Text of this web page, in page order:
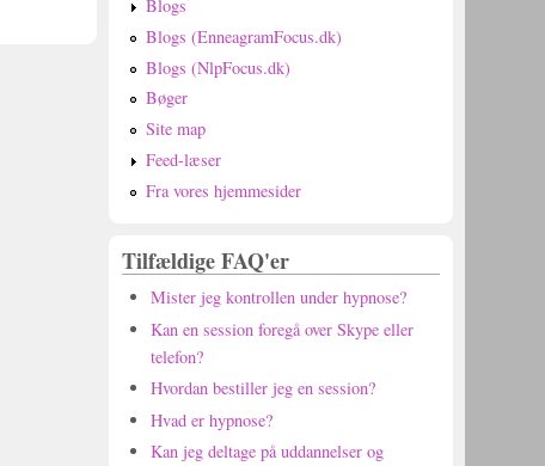
Blogs
Blogs (EnneagramFocus.dk)
Blogs (NlpFocus.dk)
Bøger
Site map
Feed-læser
Fra vores hjemmesider
Tilfældige FAQ'er
Mister jeg kontrollen under hypnose?
Kan en session foregå over Skype eller
telefon?
Hvordan bestiller jeg en session?
Hvad er hypnose?
Kan jeg deltage på uddannelser og